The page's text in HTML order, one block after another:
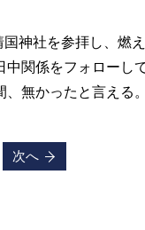
神社を参拝し、燃
関係をフォローし
無かったと言える。
次へ